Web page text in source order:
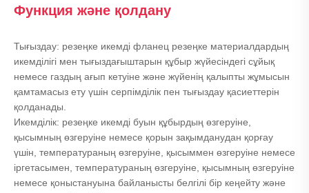
Функция және қолдану
Тығыздау: резеңке икемді фланец резеңке материалдардың
икемділігі мен тығыздағыштарын құбыр жүйесіндегі сұйық
немесе газдың ағып кетуіне және жүйенің қалыпты жұмысын
қамтамасыз ету үшін серпімділік пен тығыздау қасиеттерін
қолданады.
Икемділік: резеңке икемді буын құбырдың өзгеруіне,
қысымның өзгеруіне немесе қорын зақымданудан қорғау
үшін, температураның өзгеруіне, қысыммен өзгеруіне немесе
іргетасымен, температураның өзгеруіне, қысымның өзгеруіне
немесе қоныстануына байланысты белгілі бір кеңейту және